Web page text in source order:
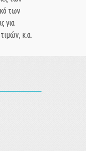
των
για
κ.α.